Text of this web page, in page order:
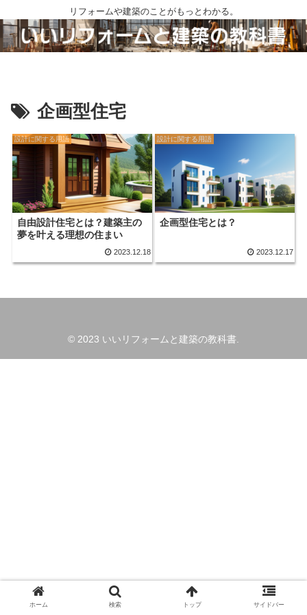
リフォームや建築のことがもっとわかる。
企画型住宅
設計に関する用語
自由設計住宅とは？建築主の
夢を叶える理想の住まい
2023.12.18
設計に関する用語
企画型住宅とは？
2023.12.17
© 2023 いいリフォームと建築の教科書.
ホーム 検索 トップ サイドバー